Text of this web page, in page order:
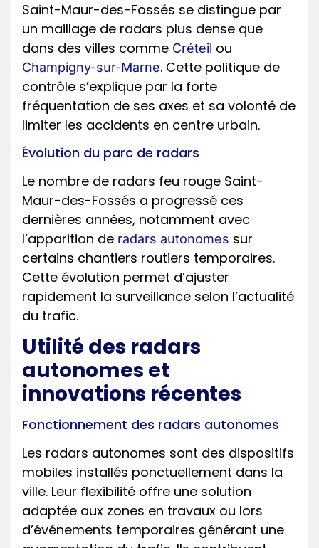
Saint-Maur-des-Fossés se distingue par
un maillage de radars plus dense que
dans des villes comme Créteil ou
Champigny-sur-Marne. Cette politique de
contrôle s’explique par la forte
fréquentation de ses axes et sa volonté de
limiter les accidents en centre urbain.
Évolution du parc de radars
Le nombre de radars feu rouge Saint-
Maur-des-Fossés a progressé ces
dernières années, notamment avec
l’apparition de radars autonomes sur
certains chantiers routiers temporaires.
Cette évolution permet d’ajuster
rapidement la surveillance selon l’actualité
du trafic.
Utilité des radars
autonomes et
innovations récentes
Fonctionnement des radars autonomes
Les radars autonomes sont des dispositifs
mobiles installés ponctuellement dans la
ville. Leur flexibilité offre une solution
adaptée aux zones en travaux ou lors
d’événements temporaires générant une